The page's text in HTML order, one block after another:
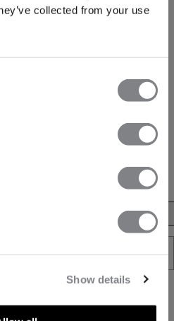
collected from your use
Show details
und gebürstetem Innenfutter
XXL
LEGEN